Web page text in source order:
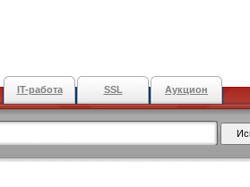
IT-работа SSL Аукцион